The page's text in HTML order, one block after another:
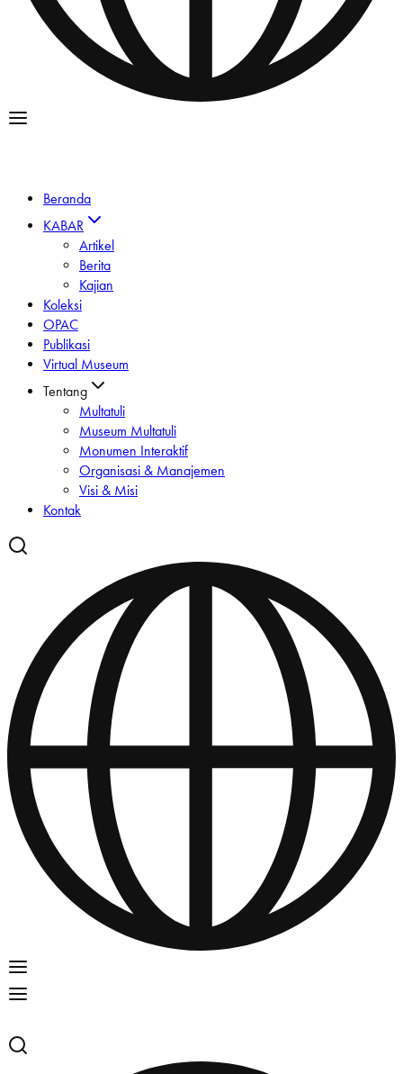
Beranda
KABAR
Artikel
Berita
Kajian
Koleksi
OPAC
Publikasi
Virtual Museum
Tentang
Multatuli
Museum Multatuli
Monumen Interaktif
Organisasi & Manajemen
Visi & Misi
Kontak